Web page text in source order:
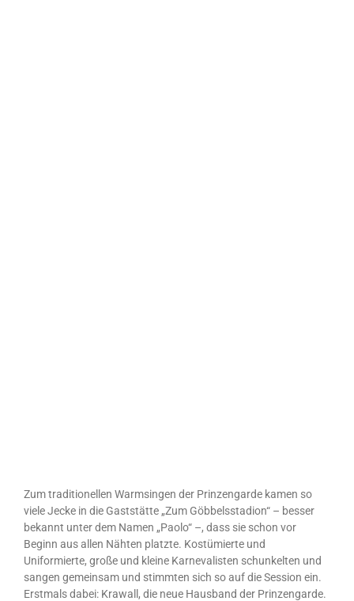
Zum traditionellen Warmsingen der Prinzengarde kamen so
viele Jecke in die Gaststätte „Zum Göbbelsstadion“ – besser
bekannt unter dem Namen „Paolo“ –, dass sie schon vor
Beginn aus allen Nähten platzte. Kostümierte und
Uniformierte, große und kleine Karnevalisten schunkelten und
sangen gemeinsam und stimmten sich so auf die Session ein.
Erstmals dabei: Krawall, die neue Hausband der Prinzengarde.